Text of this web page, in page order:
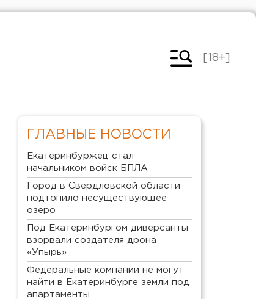
[18+]
ГЛАВНЫЕ НОВОСТИ
Екатеринбуржец стал
начальником войск БПЛА
Город в Свердловской области
подтопило несуществующее
озеро
Под Екатеринбургом диверсанты
взорвали создателя дрона
«Упырь»
Федеральные компании не могут
найти в Екатеринбурге земли под
апартаменты